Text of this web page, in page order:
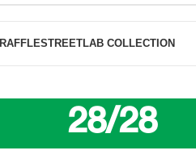
RAFFLESTREETLAB COLLECTION
28/28